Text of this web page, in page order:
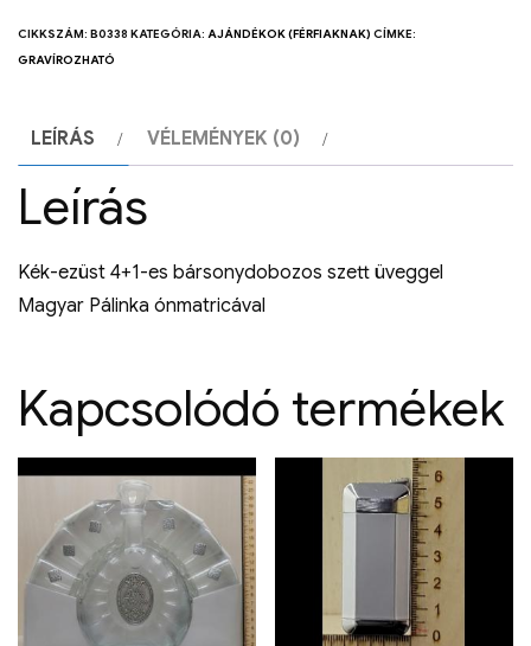
CIKKSZÁM: B0338 KATEGÓRIA: AJÁNDÉKOK (FÉRFIAKNAK) CÍMKE:
GRAVÍROZHATÓ
LEÍRÁS VÉLEMÉNYEK (0)
Leírás
Kék-ezüst 4+1-es bársonydobozos szett üveggel
Magyar Pálinka ónmatricával
Kapcsolódó termékek